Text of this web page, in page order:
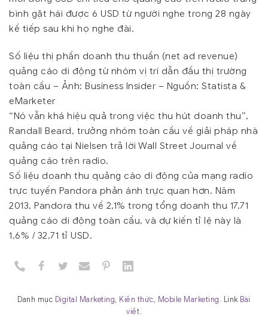
bình gặt hái được 6 USD từ người nghe trong 28 ngày
kế tiếp sau khi họ nghe đài.
Số liệu thị phần doanh thu thuần (net ad revenue)
quảng cáo di động từ nhóm vị trí dẫn đầu thị trường
toàn cầu – Ảnh: Business Insider – Nguồn: Statista &
eMarketer
“Nó vẫn khá hiệu quả trong việc thu hút doanh thu”,
Randall Beard, trưởng nhóm toàn cầu về giải pháp nhà
quảng cáo tại Nielsen trả lời Wall Street Journal về
quảng cáo trên radio.
Số liệu doanh thu quảng cáo di động của mạng radio
trực tuyến Pandora phản ánh trực quan hơn. Năm
2013, Pandora thu về 2,1% trong tổng doanh thu 17,71
quảng cáo di động toàn cầu, và dự kiến tỉ lệ này là
1,6% / 32,71 tỉ USD.
Danh mục Digital Marketing, Kiến thức, Mobile Marketing. Link Bài
viết.